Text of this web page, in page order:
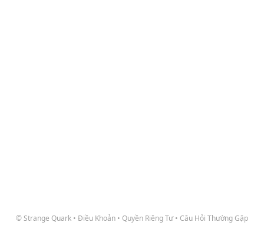
© Strange Quark • Điều Khoản • Quyền Riêng Tư • Câu Hỏi Thường Gặp